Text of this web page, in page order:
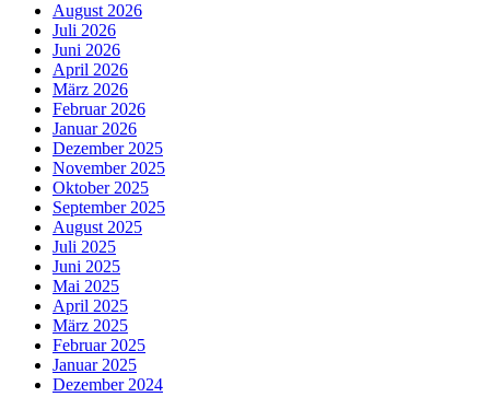
August 2026
Juli 2026
Juni 2026
April 2026
März 2026
Februar 2026
Januar 2026
Dezember 2025
November 2025
Oktober 2025
September 2025
August 2025
Juli 2025
Juni 2025
Mai 2025
April 2025
März 2025
Februar 2025
Januar 2025
Dezember 2024